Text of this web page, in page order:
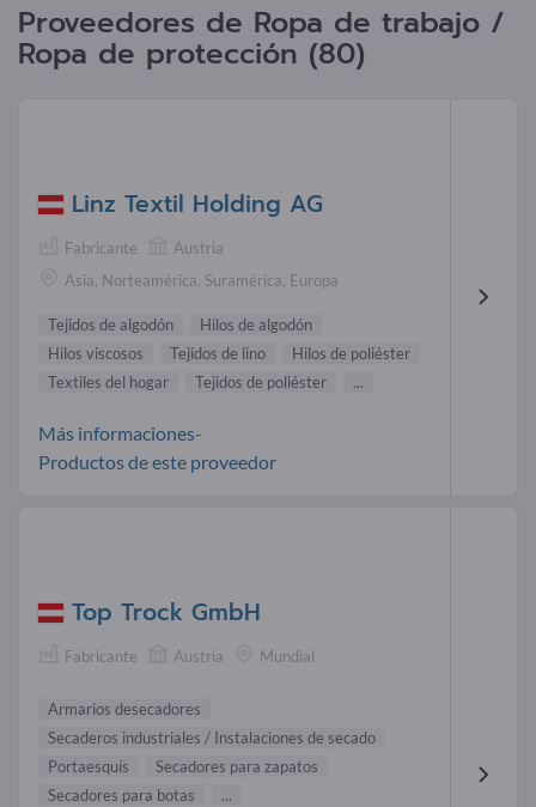
Proveedores de Ropa de trabajo /
Ropa de protección (80)
Linz Textil Holding AG
Fabricante
Austria
Asia, Norteamérica, Suramérica, Europa
Tejidos de algodón
Hilos de algodón
Hilos viscosos
Tejidos de lino
Hilos de poliéster
Textiles del hogar
Tejidos de poliéster ...
Más informaciones-
Productos de este proveedor
Top Trock GmbH
Fabricante Austria Mundial
Armarios desecadores
Secaderos industriales / Instalaciones de secado
Portaesquís
Secadores para zapatos
Secadores para botas
...